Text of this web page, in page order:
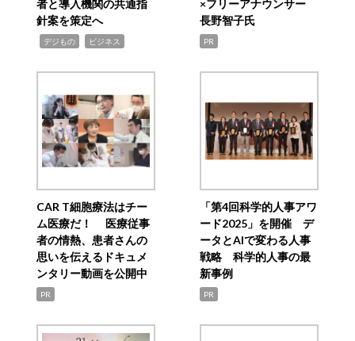
者と導入機関の共通指
針案を策定へ
デジもの ビジネス
×フリーアナウンサー
長野智子氏
PR
CAR T細胞療法はチー
ム医療だ！ 医療従事
者の情熱、患者さんの
思いを伝えるドキュメ
ンタリー動画を公開中
PR
「第4回科学的人事アワ
ード2025」を開催 デ
ータとAIで変わる人事
戦略 科学的人事の最
新事例
PR